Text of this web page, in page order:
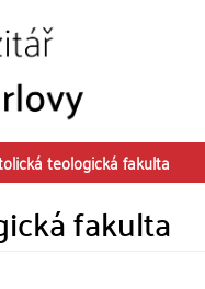
teologická fakulta
fakulta